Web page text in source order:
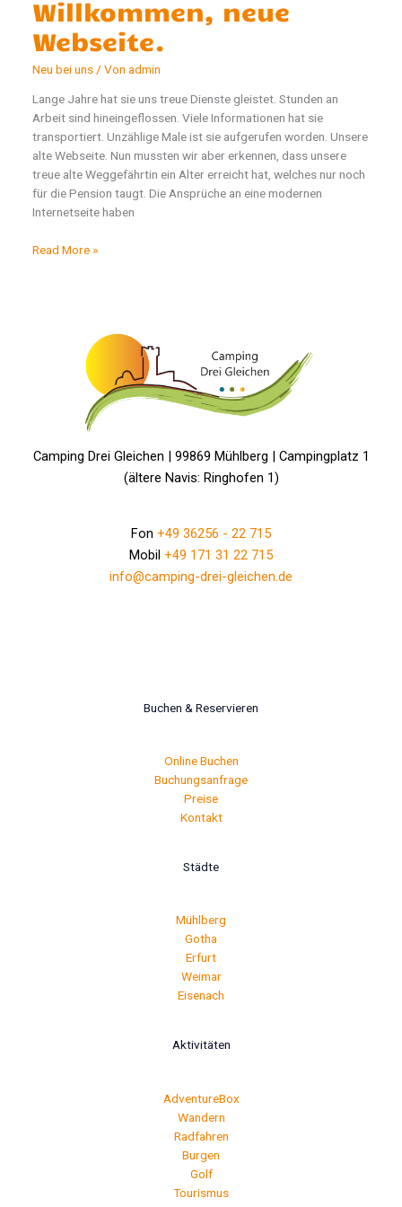
Willkommen, neue
Webseite.
Neu bei uns / Vonadmin
Lange Jahre hat sie uns treue Dienste gleistet. Stunden an
Arbeit sind hineingeflossen. Viele Informationen hat sie
transportiert. Unzählige Male ist sie aufgerufen worden. Unsere
alte Webseite. Nun mussten wir aber erkennen, dass unsere
treue alte Weggefährtin ein Alter erreicht hat, welches nur noch
für die Pension taugt. Die Ansprüche an eine modernen
Internetseite haben
Tschüß,
Read More »
Camping Drei Gleichen | 99869 Mühlberg | Campingplatz 1
(ältere Navis: Ringhofen 1)
Fon +49 36256 - 22 715
Mobil +49 171 31 22 715
info@camping-drei-gleichen.de
Buchen & Reservieren
Online Buchen
Buchungsanfrage
Preise
Kontakt
Städte
Mühlberg
Gotha
Erfurt
Weimar
Eisenach
Aktivitäten
AdventureBox
Wandern
Radfahren
Burgen
Golf
Tourismus